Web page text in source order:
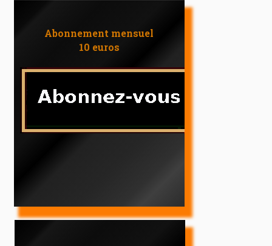
Abonnement mensuel
10 euros